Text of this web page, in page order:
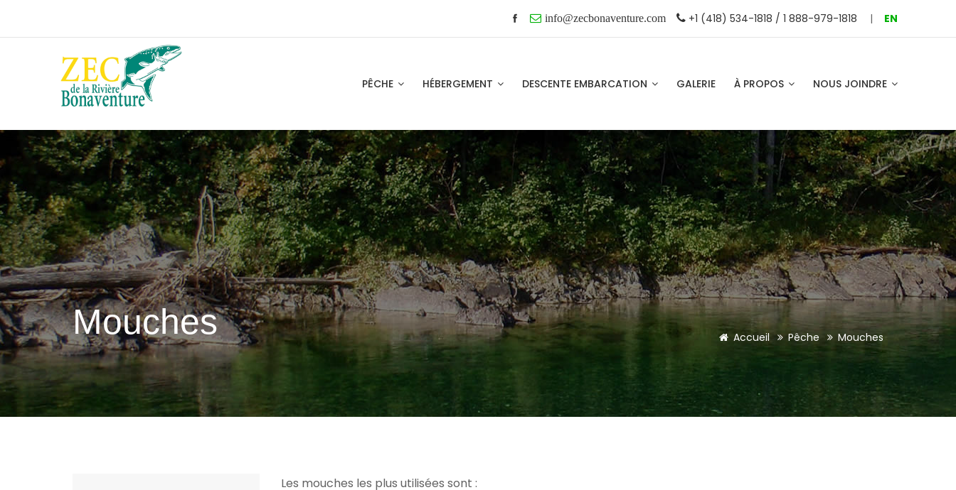
info@zecbonaventure.com +1 (418) 534-1818 / 1 888-979-1818 | EN
PÊCHE HÉBERGEMENT DESCENTE EMBARCATION GALERIE À PROPOS NOUS JOINDRE
Mouches Accueil Pêche Mouches
Les mouches les plus utilisées sont :